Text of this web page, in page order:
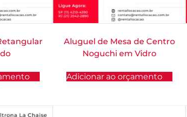
Aluguel de Mesa de Centro
Noguchi em Vidro
Adicionar ao orçamento